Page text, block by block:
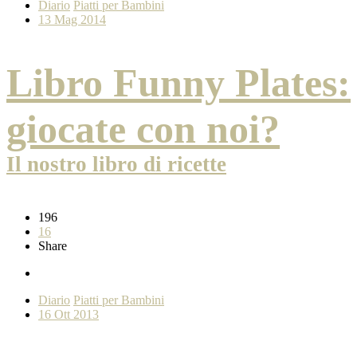
Diario Piatti per Bambini
13 Mag 2014
Libro Funny Plates:
giocate con noi?
Il nostro libro di ricette
196
16
Share
Diario Piatti per Bambini
16 Ott 2013